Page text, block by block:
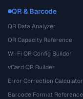
QR & Barcode
QR Data Analyzer
QR Capacity Reference
Wi-Fi QR Config Builder
vCard QR Builder
Error Correction Calculator
Barcode Format Reference